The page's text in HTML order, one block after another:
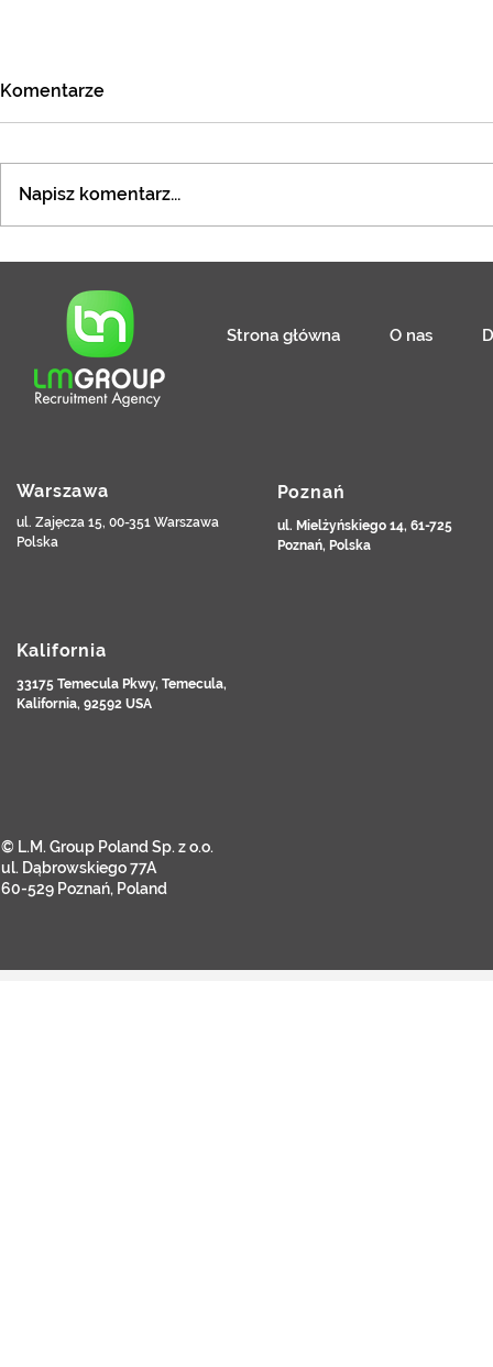
Specjalista / Specjalistka ds.
rekrutacji pracowników
tymczasowych
Specjalista
Komentarze
Napisz komentarz...
Strona główna O nas
Warszawa
ul. Zajęcza 15, 00-351 Warszawa
Polska
Kalifornia
33175 Temecula Pkwy, Temecula,
Kalifornia, 92592 USA
Poznań
ul. Mielżyńskiego 14, 61-725
Poznań, Polska
© L.M. Group Poland Sp. z o.o.
ul. Dąbrowskiego 77A
60-529 Poznań, Poland